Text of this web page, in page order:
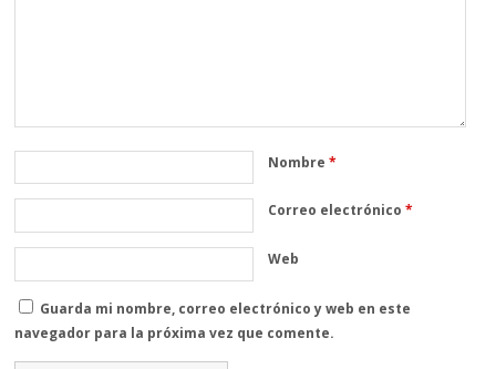
Nombre*
Correo electrónico*
Web
Guarda mi nombre, correo electrónico y web en este
navegador para la próxima vez que comente.